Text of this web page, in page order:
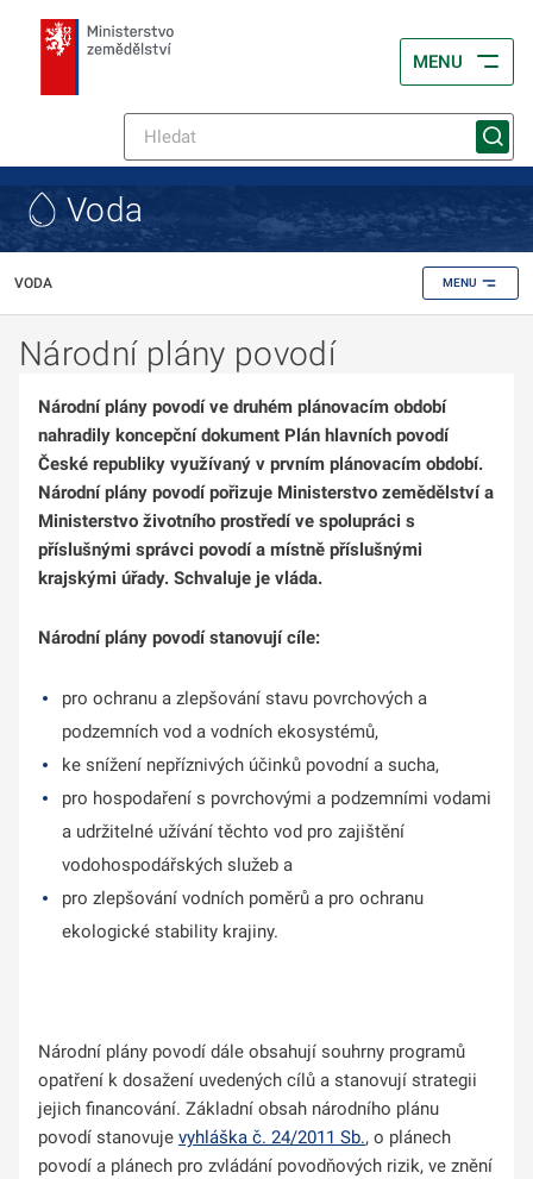
MENU
Voda
VODA MENU
Národní plány povodí
Národní plány povodí ve druhém plánovacím období
nahradily koncepční dokument Plán hlavních povodí
České republiky využívaný v prvním plánovacím období.
Národní plány povodí pořizuje Ministerstvo zemědělství a
Ministerstvo životního prostředí ve spolupráci s
příslušnými správci povodí a místně příslušnými
krajskými úřady. Schvaluje je vláda.
Národní plány povodí stanovují cíle:
pro ochranu a zlepšování stavu povrchových a
podzemních vod a vodních ekosystémů,
ke snížení nepříznivých účinků povodní a sucha,
pro hospodaření s povrchovými a podzemními vodami
a udržitelné užívání těchto vod pro zajištění
vodohospodářských služeb a
pro zlepšování vodních poměrů a pro ochranu
ekologické stability krajiny.
Národní plány povodí dále obsahují souhrny programů
opatření k dosažení uvedených cílů a stanovují strategii
jejich financování. Základní obsah národního plánu
povodí stanovuje vyhláška č. 24/2011 Sb., o plánech
povodí a plánech pro zvládání povodňových rizik, ve znění